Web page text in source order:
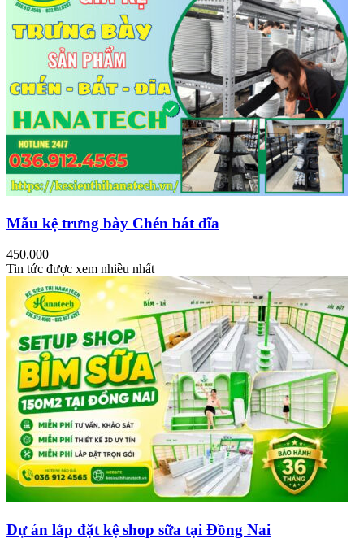
Mẫu kệ trưng bày Chén bát đĩa
450.000
Tin tức được xem nhiều nhất
Dự án lắp đặt kệ shop sữa tại Đồng Nai